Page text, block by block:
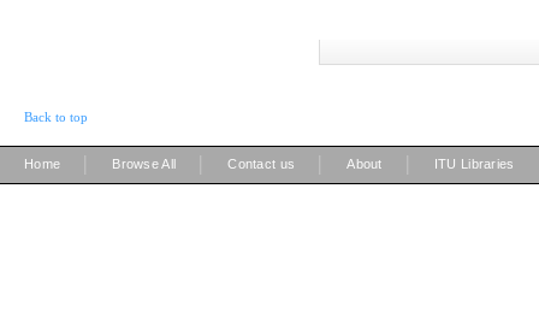
Back to top
Home Browse All Contact us About ITU Libraries